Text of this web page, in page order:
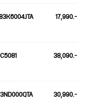
17,990.-
38,090.-
30,990.-